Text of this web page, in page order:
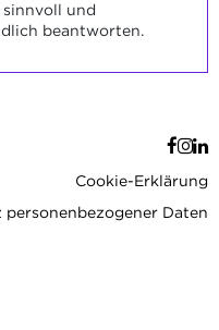
und
beantworten.
Cookie-Erklärung
personenbezogener Daten